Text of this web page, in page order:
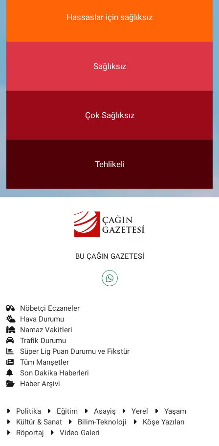
Hassaslar için sağlıksız
Sağlıksız
Çok Sağlıksız
Tehlikeli
BU ÇAĞIN GAZETESİ
Nöbetçi Eczaneler
Hava Durumu
Namaz Vakitleri
Trafik Durumu
Süper Lig Puan Durumu ve Fikstür
Tüm Manşetler
Son Dakika Haberleri
Haber Arşivi
Politika Eğitim Asayiş Yerel
Yaşam
Kültür & Sanat
Bilim-Teknoloji
Köşe Yazıları
Röportaj
Video Galeri